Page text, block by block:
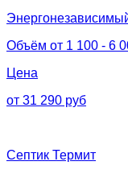
Объём от 1 100 - 6
Цена
от 31 290 руб
Септик Термит